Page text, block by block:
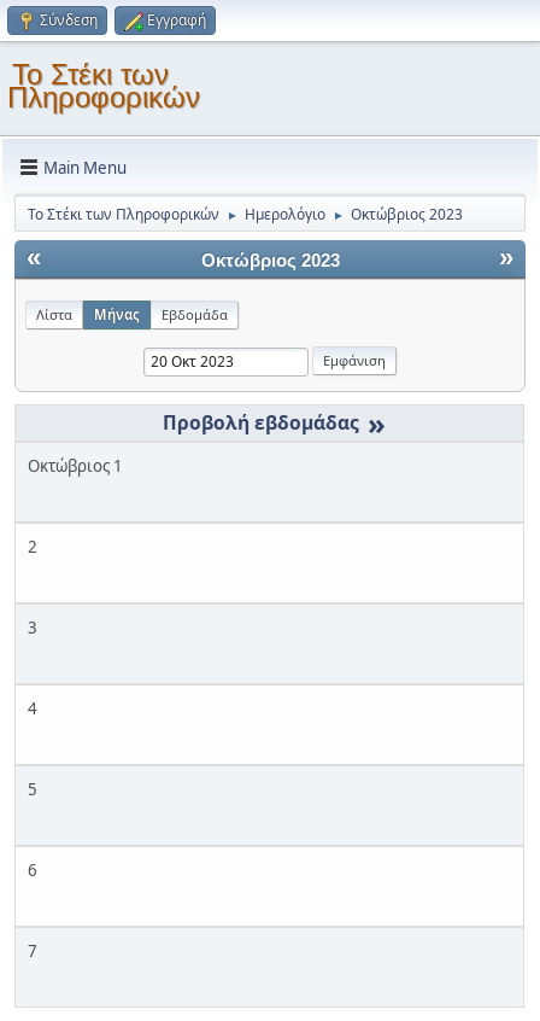
Σύνδεση Εγγραφή
Το Στέκι των
Πληροφορικών
Main Menu
Το Στέκι των Πληροφορικών ► Ημερολόγιο ► Οκτώβριος 2023
« »
Οκτώβριος 2023
Λίστα Μήνας Εβδομάδα
»
Οκτώβριος 1
2
3
4
5
6
7